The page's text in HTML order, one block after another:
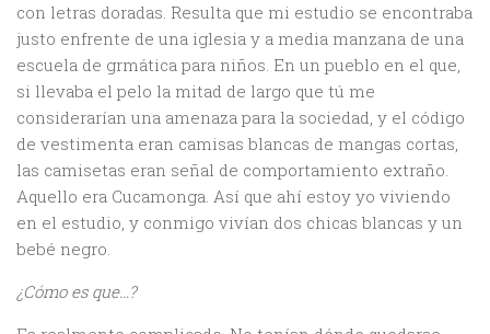
con letras doradas. Resulta que mi estudio se encontraba
justo enfrente de una iglesia y a media manzana de una
escuela de grmática para niños. En un pueblo en el que,
si llevaba el pelo la mitad de largo que tú me
considerarían una amenaza para la sociedad, y el código
de vestimenta eran camisas blancas de mangas cortas,
las camisetas eran señal de comportamiento extraño.
Aquello era Cucamonga. Así que ahí estoy yo viviendo
en el estudio, y conmigo vivían dos chicas blancas y un
bebé negro.
¿Cómo es que…?